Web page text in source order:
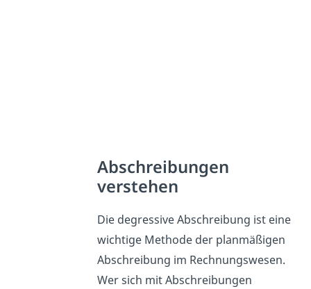
Abschreibungen
verstehen
Die degressive Abschreibung ist eine
wichtige Methode der planmäßigen
Abschreibung im Rechnungswesen.
Wer sich mit Abschreibungen